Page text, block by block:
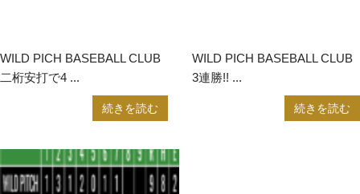
WILD PICH BASEBALL CLUB
二桁安打で4 ...
続きを読む
WILD PICH BASEBALL CLUB
3連勝!! ...
続きを読む